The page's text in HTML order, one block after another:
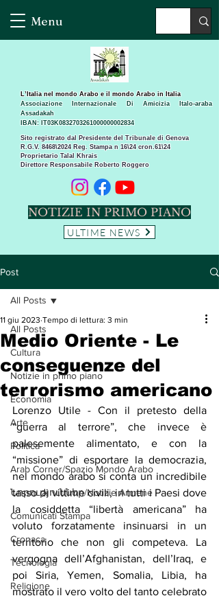
Menu
Sito registrato dal Presidente del Tribunale di Genova
R.G.V. 8468\2024 Reg. Stampa n 16\24 cron.61\24 ​
Proprietario Talal Khrais
Direttore Responsabile Roberto Roggero
L’Italia nel mondo Arabo e il mondo Arabo in Italia
Associazione Internazionale Di Amicizia Italo-araba
Assadakah
IBAN: IT03K0832703261000000002834
NOTIZIE IN PRIMO PIANO
ULTIME NEWS
Post
All Posts
Cultura
Notizie in primo piano
Economia
Arte
Politica
Arab Corner/Spazio Mondo Arabo
Նորություններ/Notizie Armene
Comunicati Stampa
Cronaca
Tecnologia
Religione
All Posts
Medio Oriente - Le
conseguenze del
terrorismo americano
11 giu 2023 Tempo di lettura: 3 min
Lorenzo Utile - Con il pretesto della
“guerra al terrore”, che invece è
palesemente alimentato, e con la
“missione” di esportare la democrazia,
nel mondo arabo si conta un incredibile
tasso di vittime civili, in tutti i Paesi dove
la cosiddetta “libertà americana” ha
voluto forzatamente insinuarsi in un
territorio che non gli competeva. La
vergogna dell’Afghanistan, dell’Iraq, e
poi Siria, Yemen, Somalia, Libia, ha
mostrato il vero volto del tanto celebrato